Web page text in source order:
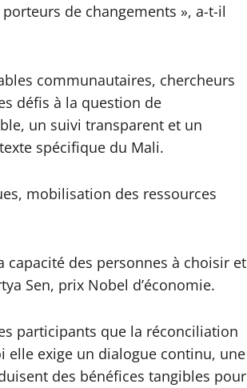
de changements », a-t-il
communautaires, chercheurs
défis à la question de
un suivi transparent et un
spécifique du Mali.
mobilisation des ressources
capacité des personnes à choisir et
Sen, prix Nobel d’économie.
participants que la réconciliation
elle exige un dialogue continu, une
des bénéfices tangibles pour